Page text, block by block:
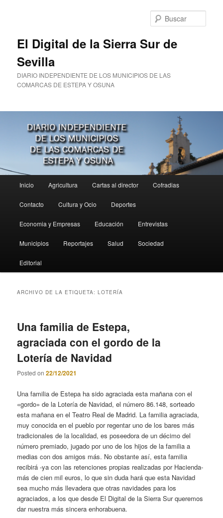
El Digital de la Sierra Sur de
Sevilla
DIARIO INDEPENDIENTE DE LOS MUNICIPIOS DE LAS
COMARCAS DE ESTEPA Y OSUNA
principal
Inicio Agricultura Cartas al director Cofradias
Contacto Cultura y Ocio Deportes
Economia y Empresas Educación Entrevistas
Municipios Reportajes Salud Sociedad
Editorial
ARCHIVO DE LA ETIQUETA:LOTERÍA
Una familia de Estepa,
agraciada con el gordo de la
Lotería de Navidad
Posted on22/12/2021
Una familia de Estepa ha sido agraciada esta mañana con el
«gordo» de la Lotería de Navidad, el número 86.148, sorteado
esta mañana en el Teatro Real de Madrid. La familia agraciada,
muy conocida en el pueblo por regentar uno de los bares más
tradicionales de la localidad, es poseedora de un décimo del
número premiado, jugado por uno de los hijos de la familia a
medias con dos amigos más. No obstante así, esta familia
recibirá -ya con las retenciones propias realizadas por Hacienda-
más de cien mil euros, lo que sin duda hará que esta Navidad
sea mucho más llevadera que otras navidades para los
agraciados, a los que desde El Digital de la Sierra Sur queremos
dar nuestra más sincera enhorabuena.